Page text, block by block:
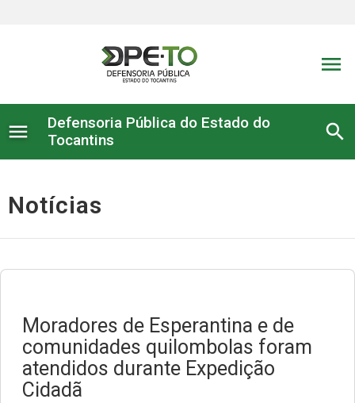
menu
menu
Defensoria Pública do Estado do
Tocantins
search
Institucional
Serviços administrativos
Legislação e Atos
Conselho Superior
Atendimento à imprensa
Notícias
Moradores de Esperantina e de
comunidades quilombolas foram
atendidos durante Expedição
Cidadã